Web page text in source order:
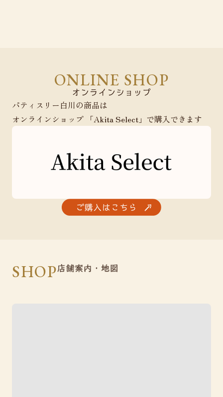
ONLINE SHOP
パティスリー白川の商品は
オンラインショップ 「Akita Select」で購入できます
SHOP